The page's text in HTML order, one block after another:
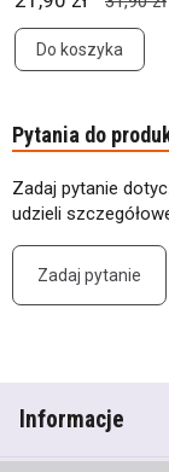
Do koszyka
Pytania do
Zadaj pytanie
udzieli
Zadaj pytanie
Informacje